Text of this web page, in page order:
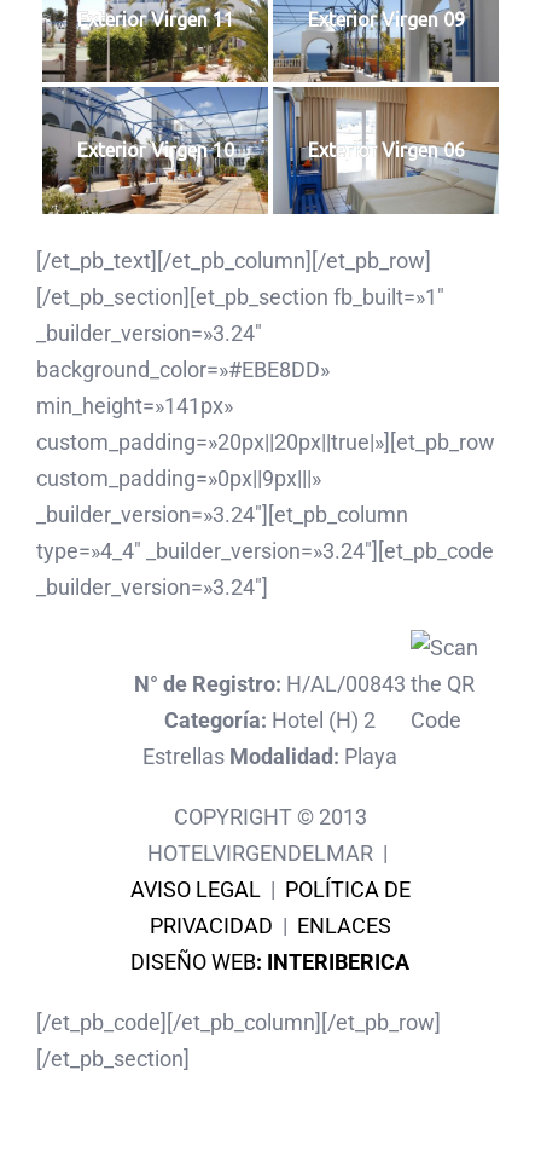
Exterior Virgen 11 Exterior Virgen 09
Exterior Virgen 10 Exterior Virgen 06
[/et_pb_text][/et_pb_column][/et_pb_row]
[/et_pb_section][et_pb_section fb_built=»1″
_builder_version=»3.24″
background_color=»#EBE8DD»
min_height=»141px»
custom_padding=»20px||20px||true|»][et_pb_row
custom_padding=»0px||9px|||»
_builder_version=»3.24″][et_pb_column
type=»4_4″ _builder_version=»3.24″][et_pb_code
_builder_version=»3.24″]
N° de Registro: H/AL/00843
Categoría: Hotel (H) 2
Estrellas Modalidad: Playa
COPYRIGHT © 2013
HOTELVIRGENDELMAR |
AVISO LEGAL| POLÍTICA DE
PRIVACIDAD | ENLACES
DISEÑO WEB: INTERIBERICA
[/et_pb_code][/et_pb_column][/et_pb_row]
[/et_pb_section]